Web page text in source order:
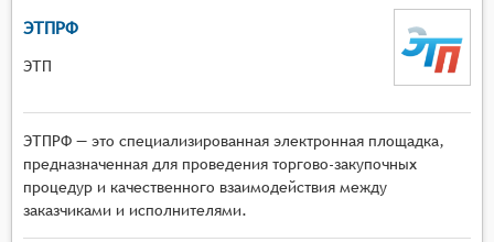
ЭТПРФ
ЭТП
ЭТПРФ — это специализированная электронная площадка,
предназначенная для проведения торгово-закупочных
процедур и качественного взаимодействия между
заказчиками и исполнителями.